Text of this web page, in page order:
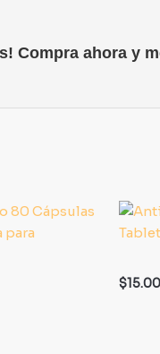
Compra ahora y
$15.00